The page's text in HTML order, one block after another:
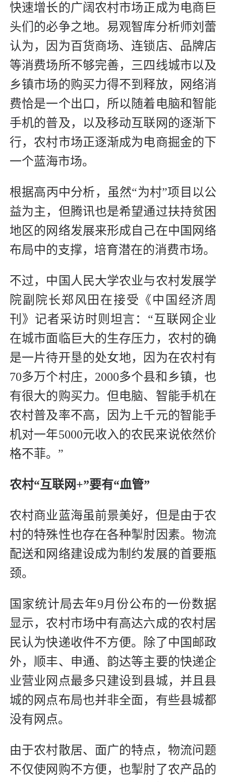
快速增长的广阔农村市场正成为电商巨
头们的必争之地。易观智库分析师刘蕾
认为，因为百货商场、连锁店、品牌店
等消费场所不够完善，三四线城市以及
乡镇市场的购买力得不到释放，网络消
费恰是一个出口，所以随着电脑和智能
手机的普及，以及移动互联网的逐渐下
行，农村市场正逐渐成为电商掘金的下
一个蓝海市场。
根据高丙中分析，虽然“为村”项目以公
益为主，但腾讯也是希望通过扶持贫困
地区的网络发展来形成自己在中国网络
布局中的支撑，培育潜在的消费市场。
不过，中国人民大学农业与农村发展学
院副院长郑风田在接受《中国经济周
刊》记者采访时则坦言：“互联网企业
在城市面临巨大的生存压力，农村的确
是一片待开垦的处女地，因为在农村有
70多万个村庄，2000多个县和乡镇，也
有很大的购买力。但电脑、智能手机在
农村普及率不高，因为上千元的智能手
机对一年5000元收入的农民来说依然价
格不菲。”
农村“互联网+”要有“血管”
农村商业蓝海虽前景美好，但是由于农
村的特殊性也存在各种掣肘因素。物流
配送和网络建设成为制约发展的首要瓶
颈。
国家统计局去年9月份公布的一份数据
显示，农村市场中有高达六成的农村居
民认为快递收件不方便。除了中国邮政
外，顺丰、申通、韵达等主要的快递企
业营业网点最多只建设到县城，并且县
城的网点布局也并非全面，有些县城都
没有网点。
由于农村散居、面广的特点，物流问题
不仅使网购不方便，也掣肘了农产品的